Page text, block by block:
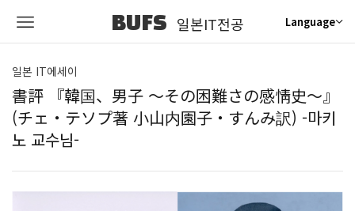
BUFS 일본IT전공 Language
일본 IT에세이
書評 『韓国、男子 ～その困難さの感情史～』
(チェ・テソプ著 小山内園子・すんみ訳) -마키
노 교수님-